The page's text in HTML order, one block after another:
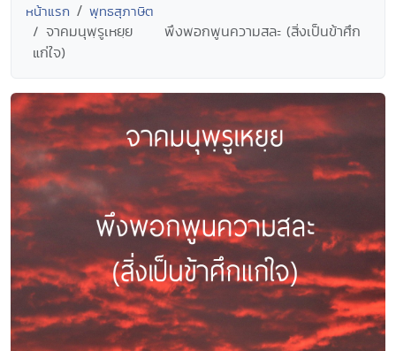
หน้าแรก พุทธสุภาษิต
จาคมนุพฺรูเหยฺย พึงพอกพูนความสละ (สิ่งเป็นข้าศึก
แก่ใจ)